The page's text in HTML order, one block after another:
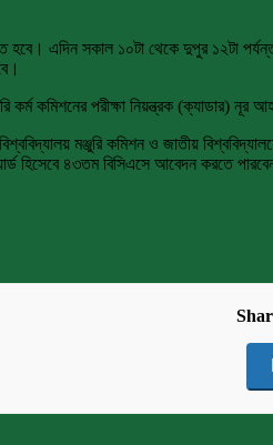
হবে। এদিন সকাল ১০টা থেকে দুপুর ১২টা
কমিশনের পরীক্ষা নিয়ন্ত্রক (ক্যাডার) নূর
মঞ্জুরি কমিশন ও জাতীয়
হিসেবে ৪৩তম বিসিএসে আবেদন করতে